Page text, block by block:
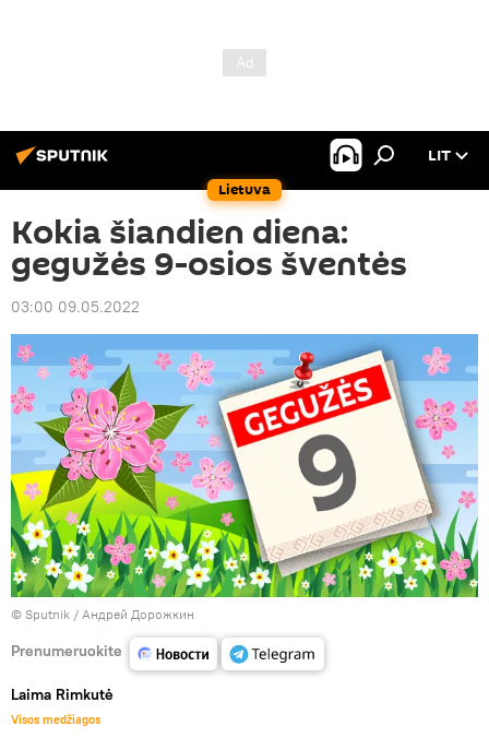
Lietuva
LIT
Kokia šiandien diena:
gegužės 9-osios šventės
03:00 09.05.2022
© Sputnik / Андрей Дорожкин
Prenumeruokite
Laima Rimkutė
Visos medžiagos